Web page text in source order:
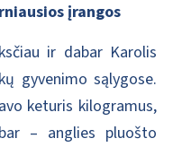
įrangos
ir dabar Karolis
gyvenimo sąlygose.
keturis kilogramus,
– anglies pluošto